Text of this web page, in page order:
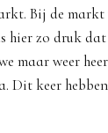
Bij de
hier zo druk
maar weer
Dit keer